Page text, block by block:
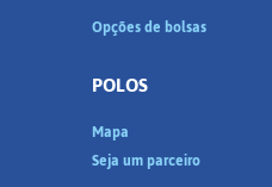
Opções de bolsas
POLOS
Mapa
Seja um parceiro